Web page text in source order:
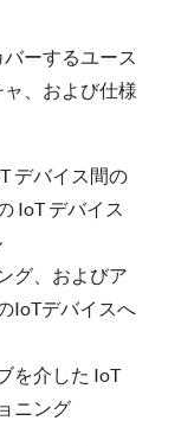
ーするユース
、および仕様
デバイス間の
IoT デバイス
グ、およびア
IoTデバイスへ
を介した IoT
ニング